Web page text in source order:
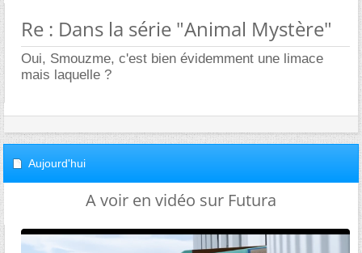
Re : Dans la série "Animal Mystère"
Oui, Smouzme, c'est bien évidemment une limace
mais laquelle ?
Aujourd'hui
A voir en vidéo sur Futura